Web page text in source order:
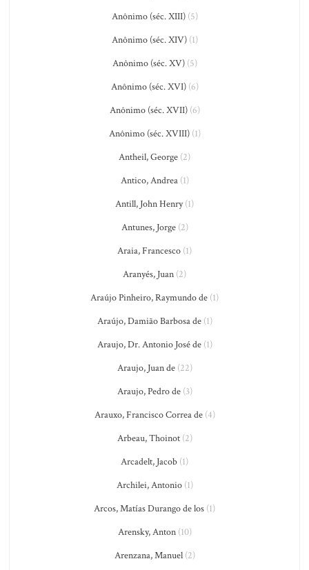
Anônimo (séc. XIII)(5)
Anônimo (séc. XIV)(1)
Anônimo (séc. XV)(5)
Anônimo (séc. XVI)(6)
Anônimo (séc. XVII)(6)
Anônimo (séc. XVIII)(1)
Antheil, George (2)
Antico, Andrea(1)
Antill, John Henry(1)
Antunes, Jorge(2)
Araia, Francesco (1)
Aranyés, Juan (2)
Araújo Pinheiro, Raymundo de (1)
Araújo, Damião Barbosa de(1)
Araujo, Dr. Antonio José de(1)
Araujo, Juan de(22)
Araujo, Pedro de(3)
Arauxo, Francisco Correa de(4)
Arbeau, Thoinot(2)
Arcadelt, Jacob (1)
Archilei, Antonio(1)
Arcos, Matías Durango de los (1)
Arensky, Anton(10)
Arenzana, Manuel(2)